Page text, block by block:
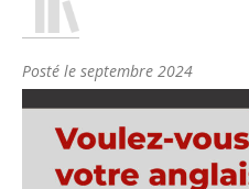
Posté le septembre 2024